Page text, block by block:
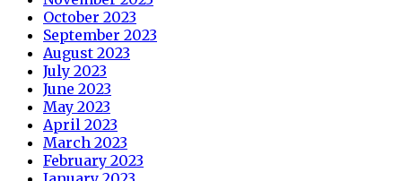
October 2023
September 2023
August 2023
July 2023
June 2023
May 2023
April 2023
March 2023
February 2023